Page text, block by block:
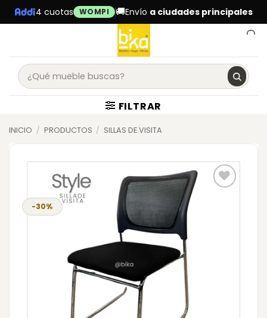
Skip
to
4 cuotas WOMPI 🚚Envío a ciudades principales
FILTRAR
INICIO / PRODUCTOS / SILLAS DE VISITA
-30%